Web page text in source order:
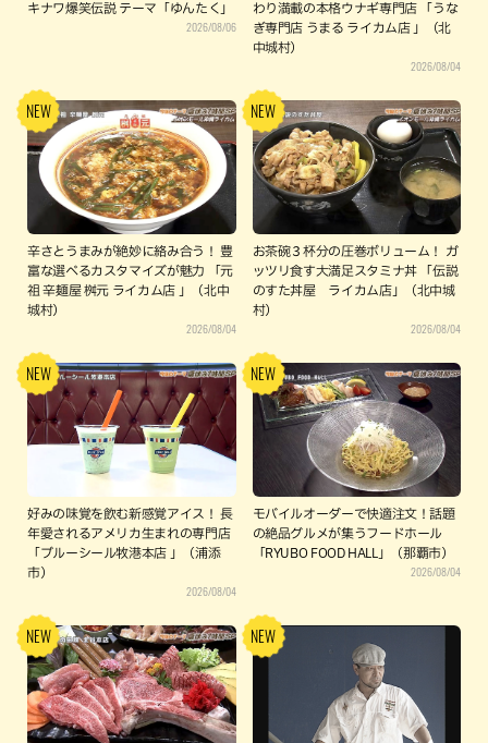
キナワ爆笑伝説 テーマ「ゆんたく」
2026/08/06
わり満載の本格ウナギ専門店 「うな
ぎ専門店 うまる ライカム店 」（北
中城村）
2026/08/04
辛さとうまみが絶妙に絡み合う！ 豊
富な選べるカスタマイズが魅力 「元
祖 辛麺屋 桝元 ライカム店 」（北中
城村）
2026/08/04
お茶碗３杯分の圧巻ボリューム！ ガ
ッツリ食す大満足スタミナ丼 「伝説
のすた丼屋 ライカム店」（北中城
村）
2026/08/04
好みの味覚を飲む新感覚アイス！ 長
年愛されるアメリカ生まれの専門店
「ブルーシール牧港本店 」（浦添
市）
2026/08/04
モバイルオーダーで快適注文！話題
の絶品グルメが集うフードホール
「RYUBO FOOD HALL」（那覇市）
2026/08/04